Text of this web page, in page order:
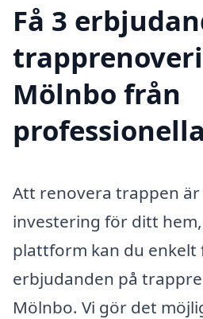
Få 3
Mölnbo från
Att renovera trappen är
investering för ditt
plattform kan du enkelt
erbjudanden på
Mölnbo. Vi gör det